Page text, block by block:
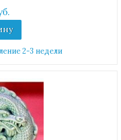
2-3 недели